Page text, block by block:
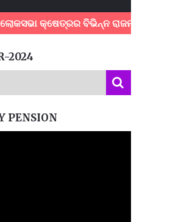
ବିଭିନ୍ନ ରାଜମାର୍ଗ ର ତ୍ବରାନ୍ବିତ
2024
PENSION